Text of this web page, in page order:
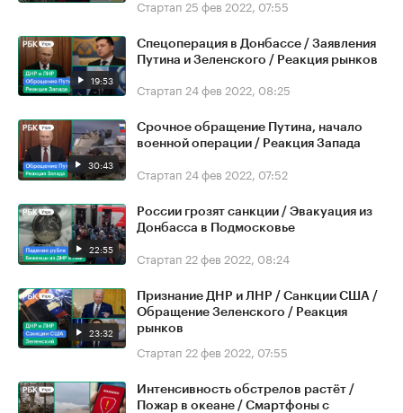
Стартап 25 фев 2022, 07:55
19:53
Спецоперация в Донбассе / Заявления
Путина и Зеленского / Реакция рынков
Стартап 24 фев 2022, 08:25
30:43
Срочное обращение Путина, начало
военной операции / Реакция Запада
Стартап 24 фев 2022, 07:52
22:55
России грозят санкции / Эвакуация из
Донбасса в Подмосковье
Стартап 22 фев 2022, 08:24
23:32
Признание ДНР и ЛНР / Санкции США /
Обращение Зеленского / Реакция
рынков
Стартап 22 фев 2022, 07:55
Интенсивность обстрелов растёт /
Пожар в океане / Смартфоны с